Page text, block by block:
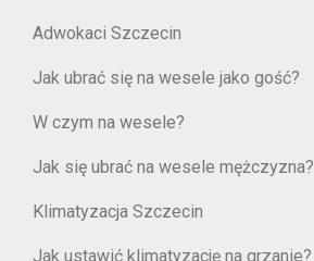
Adwokaci Szczecin
Jak ubrać się na wesele jako gość?
W czym na wesele?
Jak się ubrać na wesele mężczyzna?
Klimatyzacja Szczecin
Jak ustawić klimatyzację na grzanie?